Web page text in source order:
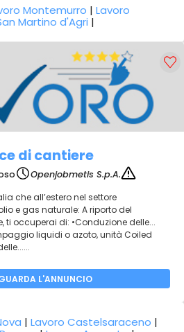
Montemurro |Lavoro
Martino d'Agri |
di cantiere
Openjobmetis S.p.A.
che all’estero nel settore
e gas naturale: A riporto del
ti occuperai di: •Conduzione delle...
liquidi o azoto, unità Coiled
L'ANNUNCIO
|Lavoro Castelsaraceno |